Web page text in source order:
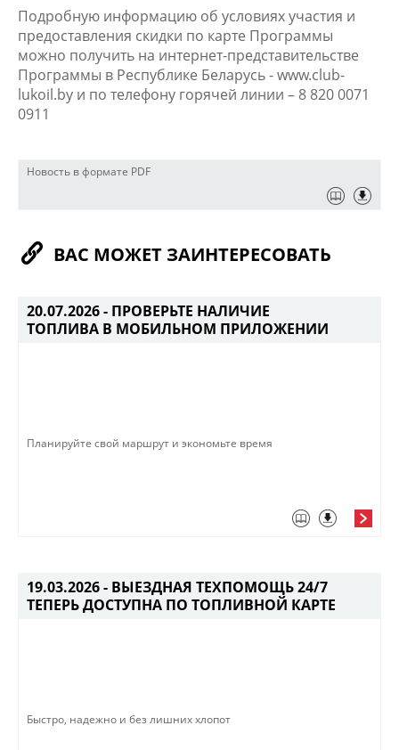
Подробную информацию об условиях участия и
предоставления скидки по карте Программы
можно получить на интернет-представительстве
Программы в Республике Беларусь - www.club-
lukoil.by и по телефону горячей линии – 8 820 0071
0911
Новость в формате PDF
ВАС МОЖЕТ ЗАИНТЕРЕСОВАТЬ
20.07.2026 - ПРОВЕРЬТЕ НАЛИЧИЕ
ТОПЛИВА В МОБИЛЬНОМ ПРИЛОЖЕНИИ
Планируйте свой маршрут и экономьте время
19.03.2026 - ВЫЕЗДНАЯ ТЕХПОМОЩЬ 24/7
ТЕПЕРЬ ДОСТУПНА ПО ТОПЛИВНОЙ КАРТЕ
Быстро, надежно и без лишних хлопот​